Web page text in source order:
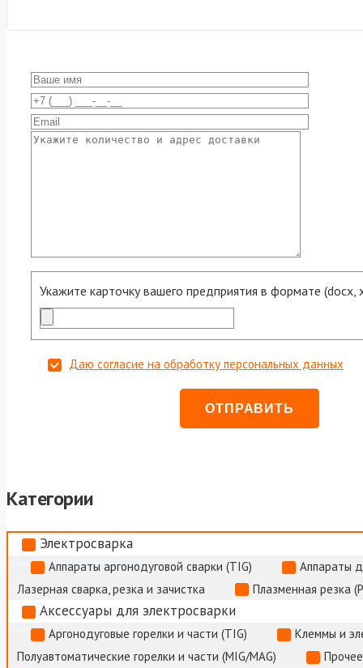
Укажите карточку вашего предприятия в формате (docx,
Даю согласие на обработку персональных данных
Категории
Электросварка
Аппараты аргонодуговой сварки (TIG)
Аппараты
Лазерная сварка, резка и зачистка
Плазменная резка
Аксессуары для электросварки
Аргонодуговые горелки и части (TIG)
Клеммы и
Полуавтоматические горелки и части (MIG/MAG)